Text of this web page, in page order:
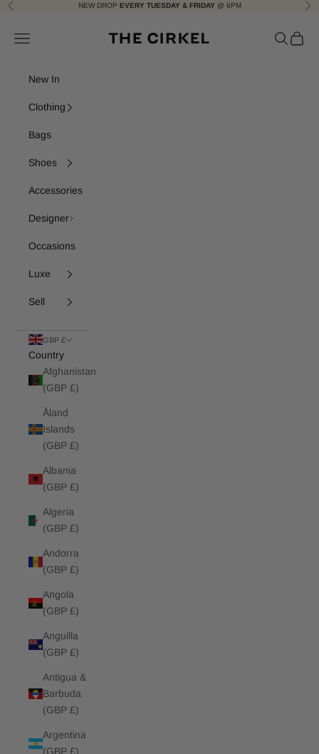
Skip to content
Previous NEW DROP EVERY TUESDAY & FRIDAY @ 6PM
Navigation menu Search
Cart
New In
Clothing
Bags
Shoes
Accessories
Designer
Occasions
Luxe
Sell
GBP £
Country
Afghanistan
(GBP £)
Åland
Islands
(GBP £)
Albania
(GBP £)
Algeria
(GBP £)
Andorra
(GBP £)
Angola
(GBP £)
Anguilla
(GBP £)
Antigua &
Barbuda
(GBP £)
Argentina
(GBP £)